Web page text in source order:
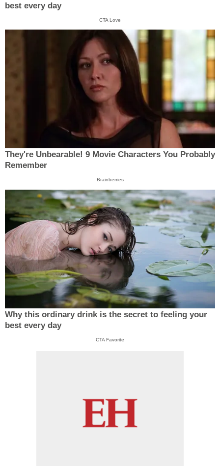
best every day
CTA Love
They're Unbearable! 9 Movie Characters You Probably
Remember
Brainberries
Why this ordinary drink is the secret to feeling your
best every day
CTA Favorite